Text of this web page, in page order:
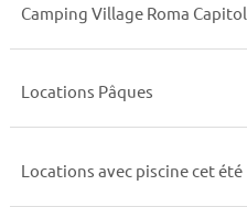
Camping Village Roma Capitol
Locations Pâques
Locations avec piscine cet été